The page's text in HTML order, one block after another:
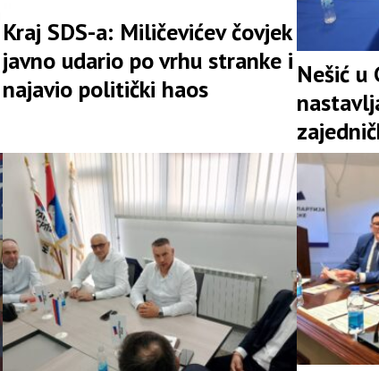
Kraj SDS-a: Miličevićev čovjek
javno udario po vrhu stranke i
najavio politički haos
Nešić u
snažna